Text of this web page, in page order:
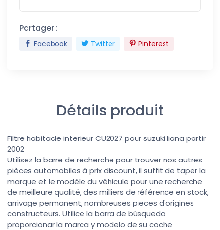
Partager :
Facebook Twitter Pinterest
Détails produit
Filtre habitacle interieur CU2027 pour suzuki liana partir
2002
Utilisez la barre de recherche pour trouver nos autres
pièces automobiles à prix discount, il suffit de taper la
marque et le modèle du véhicule pour une recherche
de meilleure qualité, des milliers de référence en stock,
arrivage permanent, nombreuses pieces d'origines
constructeurs. Utilice la barra de búsqueda
proporcionar la marca y modelo de su coche